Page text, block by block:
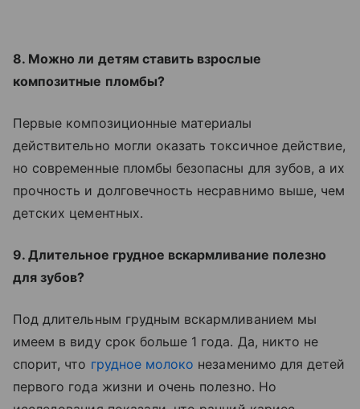
8. Можно ли детям ставить взрослые
композитные пломбы?
Первые композиционные материалы
действительно могли оказать токсичное действие,
но современные пломбы безопасны для зубов, а их
прочность и долговечность несравнимо выше, чем
детских цементных.
9. Длительное грудное вскармливание полезно
для зубов?
Под длительным грудным вскармливанием мы
имеем в виду срок больше 1 года. Да, никто не
спорит, что грудное молоко незаменимо для детей
первого года жизни и очень полезно. Но